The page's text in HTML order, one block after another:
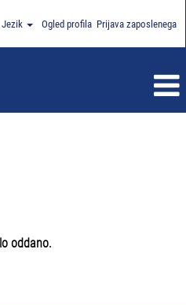
Jezik Ogled profila Prijava zaposlenega
oddano.